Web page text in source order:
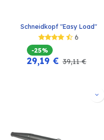
Schneidkopf "Easy Load"
6
-25%
29,19 € 39,11€